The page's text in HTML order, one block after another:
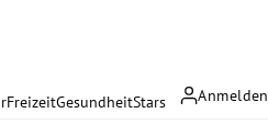
Anmelden
FreizeitGesundheitStars